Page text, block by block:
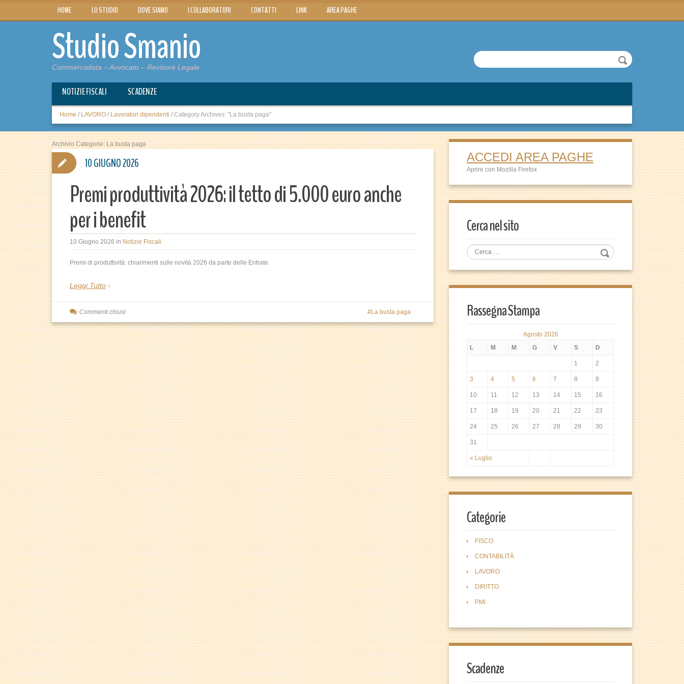
HOME LO STUDIO DOVE SIAMO I COLLABORATORI CONTATTI LINK AREA PAGHE
Studio Smanio
Commercialista – Avvocato – Revisore Legale
NOTIZIE FISCALI SCADENZE
Home / LAVORO / Lavoratori dipendenti / Category Archives: "La busta paga"
Archivio Categorie:La busta paga
Premi produttività 2026: il tetto di 5.000 euro anche
per i benefit
10 Giugno 2026 in Notizie Fiscali
Premi di produttività: chiarimenti sulle novità 2026 da parte delle Entrate
Leggi Tutto
10 GIUGNO 2026
La busta paga
Commenti chiusi
ACCEDI AREA PAGHE
Aprire con Mozilla Firefox
Cerca nel sito
Rassegna Stampa
Agosto 2026
L
M M G V S D
« Luglio
1 2
3 4 5 6 7 8 9
10 11 12 13 14 15 16
17 18 19 20 21 22 23
24 25 26 27 28 29 30
31
Categorie
FISCO
CONTABILITÀ
LAVORO
DIRITTO
PMI
Scadenze